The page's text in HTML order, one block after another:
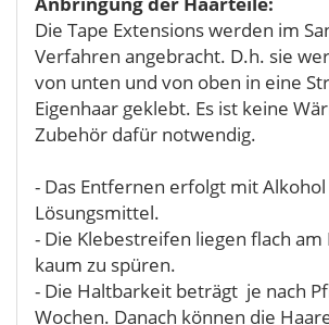
Die Tape Extensions werden im
Verfahren angebracht. D.h. sie
von unten und von oben in eine
Eigenhaar geklebt. Es ist keine
Zubehör dafür notwendig.
- Das Entfernen erfolgt mit
Lösungsmittel.
- Die Klebestreifen liegen flach am
kaum zu spüren.
- Die Haltbarkeit beträgt je nach
Wochen. Danach können die